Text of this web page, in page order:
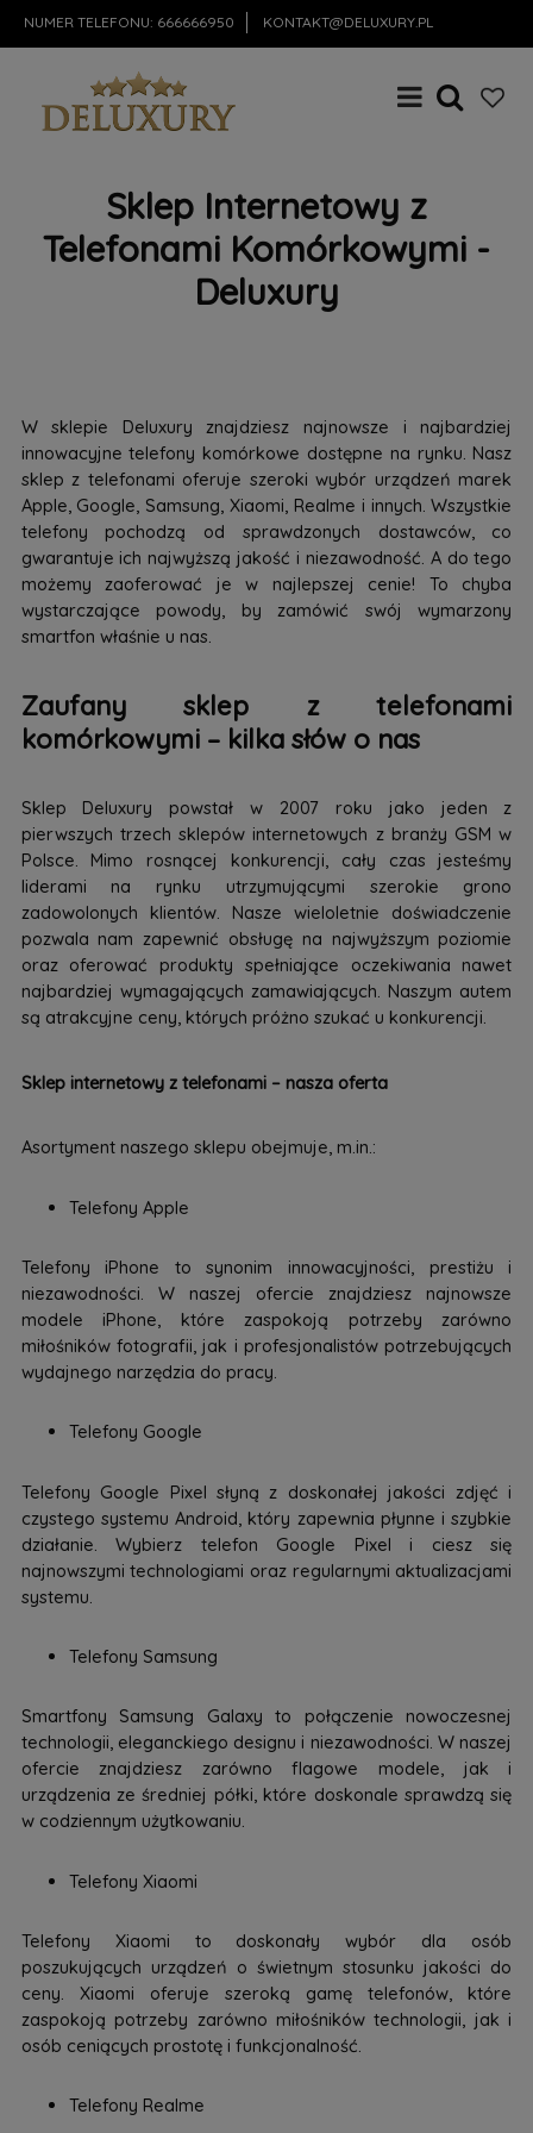
NUMER TELEFONU: 666666950 KONTAKT@DELUXURY.PL
Sklep Internetowy z
Telefonami Komórkowymi -
Deluxury
W sklepie Deluxury znajdziesz najnowsze i najbardziej
innowacyjne telefony komórkowe dostępne na rynku. Nasz
sklep z telefonami oferuje szeroki wybór urządzeń marek
Apple, Google, Samsung, Xiaomi, Realme i innych. Wszystkie
telefony pochodzą od sprawdzonych dostawców, co
gwarantuje ich najwyższą jakość i niezawodność. A do tego
możemy zaoferować je w najlepszej cenie! To chyba
wystarczające powody, by zamówić swój wymarzony
smartfon właśnie u nas.
Zaufany sklep z telefonami
komórkowymi – kilka słów o nas
Sklep Deluxury powstał w 2007 roku jako jeden z
pierwszych trzech sklepów internetowych z branży GSM w
Polsce. Mimo rosnącej konkurencji, cały czas jesteśmy
liderami na rynku utrzymującymi szerokie grono
zadowolonych klientów. Nasze wieloletnie doświadczenie
pozwala nam zapewnić obsługę na najwyższym poziomie
oraz oferować produkty spełniające oczekiwania nawet
najbardziej wymagających zamawiających. Naszym autem
są atrakcyjne ceny, których próżno szukać u konkurencji.
Sklep internetowy z telefonami – nasza oferta
Asortyment naszego sklepu obejmuje, m.in.:
Telefony Apple
Telefony iPhone to synonim innowacyjności, prestiżu i
niezawodności. W naszej ofercie znajdziesz najnowsze
modele iPhone, które zaspokoją potrzeby zarówno
miłośników fotografii, jak i profesjonalistów potrzebujących
wydajnego narzędzia do pracy.
Telefony Google
Telefony Google Pixel słyną z doskonałej jakości zdjęć i
czystego systemu Android, który zapewnia płynne i szybkie
działanie. Wybierz telefon Google Pixel i ciesz się
najnowszymi technologiami oraz regularnymi aktualizacjami
systemu.
Telefony Samsung
Smartfony Samsung Galaxy to połączenie nowoczesnej
technologii, eleganckiego designu i niezawodności. W naszej
ofercie znajdziesz zarówno flagowe modele, jak i
urządzenia ze średniej półki, które doskonale sprawdzą się
w codziennym użytkowaniu.
Telefony Xiaomi
Telefony Xiaomi to doskonały wybór dla osób
poszukujących urządzeń o świetnym stosunku jakości do
ceny. Xiaomi oferuje szeroką gamę telefonów, które
zaspokoją potrzeby zarówno miłośników technologii, jak i
osób ceniących prostotę i funkcjonalność.
Telefony Realme